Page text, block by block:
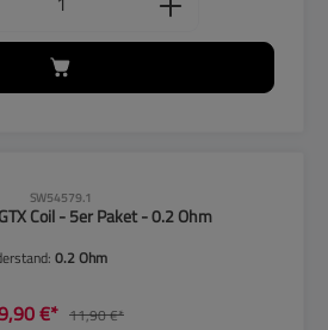
SW54579.1
Coil - 5er Paket - 0.2 Ohm
0.2 Ohm
€* 11,90 €*